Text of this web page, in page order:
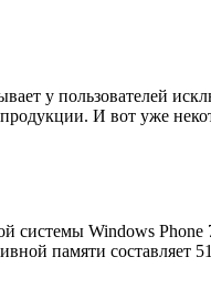
у пользователей
И вот уже
системы Windows
памяти